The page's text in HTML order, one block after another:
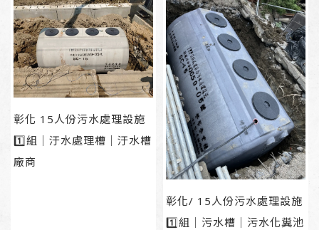
彰化 15人份污水處理設施
1️⃣組｜汙水處理槽｜汙水槽
廠商
彰化/ 15人份污水處理設施
1️⃣組｜污水槽｜污水化糞池